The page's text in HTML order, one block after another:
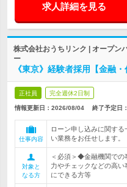
求人詳細を見る
株式会社おうちリンク | オープン
ー
《東京》経験者採用【金融
正社員 完全週休2日制
情報更新日：2026/08/04 終了予定日：
仕事内容
ローン申し込みに関す
い業務をお任せします。
対象と
なる方
＜必須＞◆金融機関での
力やチェックなどの高
にできる方等